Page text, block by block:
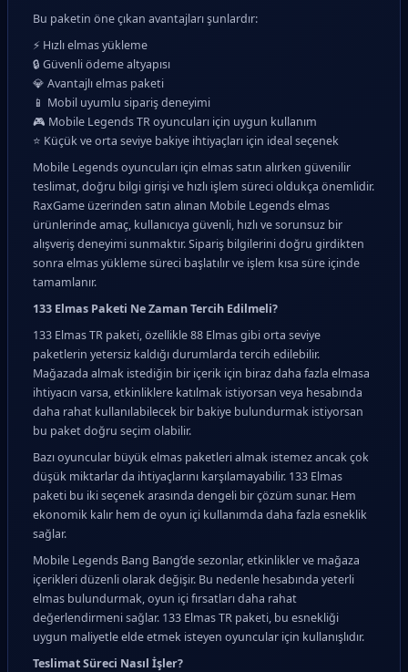
Bu paketin öne çıkan avantajları şunlardır:
⚡ Hızlı elmas yükleme
🔒 Güvenli ödeme altyapısı
💎 Avantajlı elmas paketi
📱 Mobil uyumlu sipariş deneyimi
🎮 Mobile Legends TR oyuncuları için uygun kullanım
⭐ Küçük ve orta seviye bakiye ihtiyaçları için ideal seçenek
Mobile Legends oyuncuları için elmas satın alırken güvenilir
teslimat, doğru bilgi girişi ve hızlı işlem süreci oldukça önemlidir.
RaxGame üzerinden satın alınan Mobile Legends elmas
ürünlerinde amaç, kullanıcıya güvenli, hızlı ve sorunsuz bir
alışveriş deneyimi sunmaktır. Sipariş bilgilerini doğru girdikten
sonra elmas yükleme süreci başlatılır ve işlem kısa süre içinde
tamamlanır.
133 Elmas Paketi Ne Zaman Tercih Edilmeli?
133 Elmas TR paketi, özellikle 88 Elmas gibi orta seviye
paketlerin yetersiz kaldığı durumlarda tercih edilebilir.
Mağazada almak istediğin bir içerik için biraz daha fazla elmasa
ihtiyacın varsa, etkinliklere katılmak istiyorsan veya hesabında
daha rahat kullanılabilecek bir bakiye bulundurmak istiyorsan
bu paket doğru seçim olabilir.
Bazı oyuncular büyük elmas paketleri almak istemez ancak çok
düşük miktarlar da ihtiyaçlarını karşılamayabilir. 133 Elmas
paketi bu iki seçenek arasında dengeli bir çözüm sunar. Hem
ekonomik kalır hem de oyun içi kullanımda daha fazla esneklik
sağlar.
Mobile Legends Bang Bang’de sezonlar, etkinlikler ve mağaza
içerikleri düzenli olarak değişir. Bu nedenle hesabında yeterli
elmas bulundurmak, oyun içi fırsatları daha rahat
değerlendirmeni sağlar. 133 Elmas TR paketi, bu esnekliği
uygun maliyetle elde etmek isteyen oyuncular için kullanışlıdır.
Teslimat Süreci Nasıl İşler?